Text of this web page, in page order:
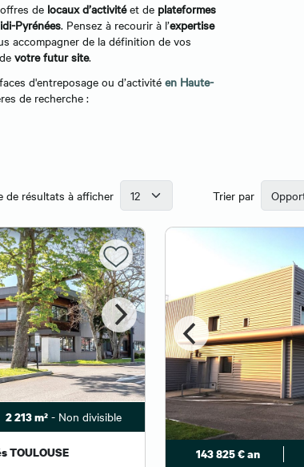
de locaux d’activitéet de plateformes
Pyrénées. Pensez à recourir à l’expertise
accompagner de la définition de vos
votre futur site.
d'entreposage ou d’activitéen Haute-
de recherche :
de résultats à afficher Trier par
2 213 m²- Non divisible
TOULOUSE 143 825 € an